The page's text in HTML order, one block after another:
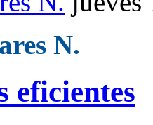
N.
eficientes